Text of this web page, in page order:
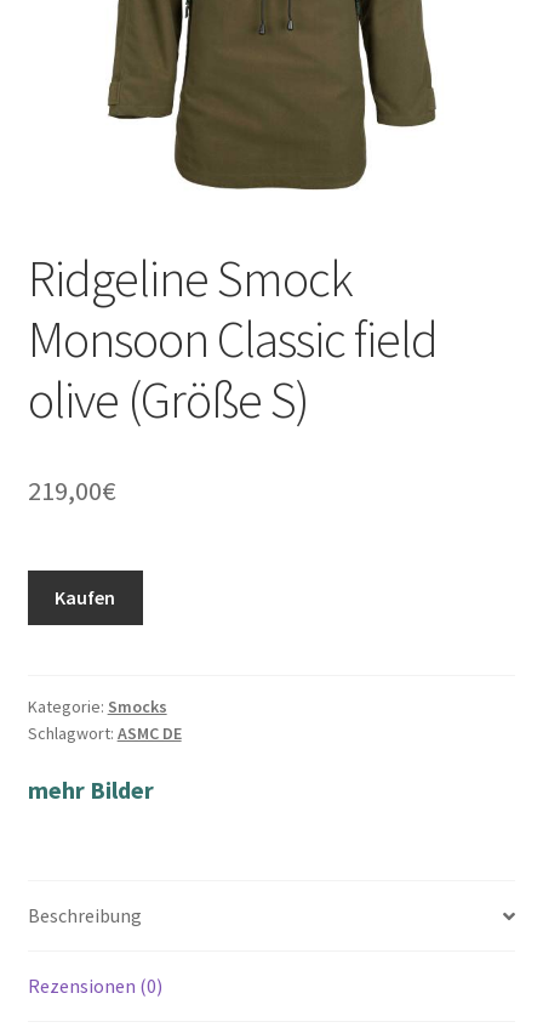
Ridgeline Smock
Monsoon Classic field
olive (Größe S)
219,00€
Kaufen
Kategorie: Smocks
Schlagwort: ASMC DE
mehr Bilder
Beschreibung
Rezensionen (0)